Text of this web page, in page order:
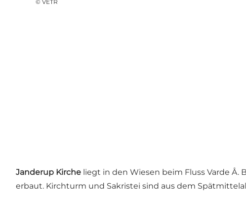
© VETR
Janderup Kirche liegt in den Wiesen beim Fluss Varde
erbaut. Kirchturm und Sakristei sind aus dem